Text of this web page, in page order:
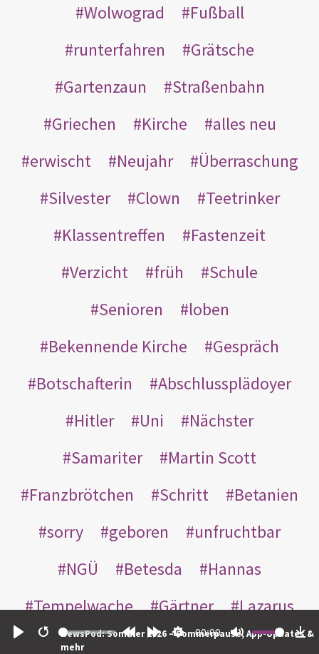
Restart
00:00
NewsPod: Sommer 2026 – Sommerpause, App-Updates &
mehr
Wolwograd
Fußball
runterfahren
Grätsche
Gartenzaun
Straßenbahn
Griechen
Kirche
alles neu
erwischt
Neujahr
Überraschung
Silvester
Clown
Teetrinker
Klassentreffen
Fastenzeit
Verzicht
früh
Schule
Senioren
loben
Bekennende Kirche
Gespräch
Botschafterin
Abschlussplädoyer
Hitler
Uni
Nächster
Samariter
Martin Scott
Franzbrötchen
Schritt
Betanien
sorry
geboren
unfruchtbar
NGÜ
Betesda
Hannas
Tempelwache
Gärtner
Lazarus
Gottes
Bote Nikodemus